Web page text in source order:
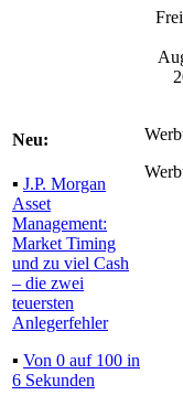
Neu:
▪ J.P. Morgan
Asset
Management:
Market Timing
und zu viel Cash
– die zwei
teuersten
Anlegerfehler
▪ Von 0 auf 100 in
6 Sekunden